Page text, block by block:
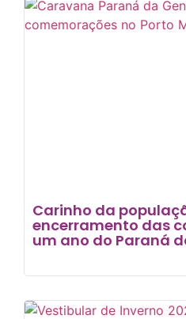
Carinho da
encerramento das
um ano do Paraná